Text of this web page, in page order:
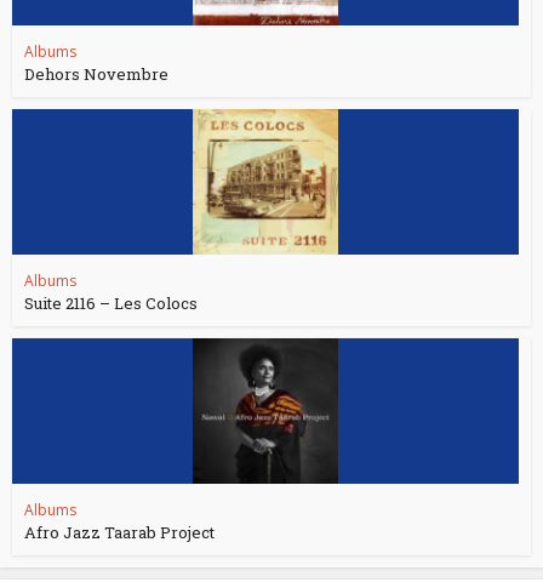
Albums
Dehors Novembre
Albums
Suite 2116 – Les Colocs
Albums
Afro Jazz Taarab Project